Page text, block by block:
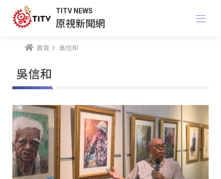
TITV NEWS
原視新聞網
首頁 吳信和
吳信和